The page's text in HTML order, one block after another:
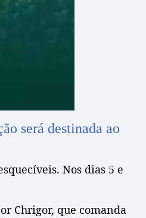
será destinada ao
Nos dias 5 e
Chrigor, que comanda